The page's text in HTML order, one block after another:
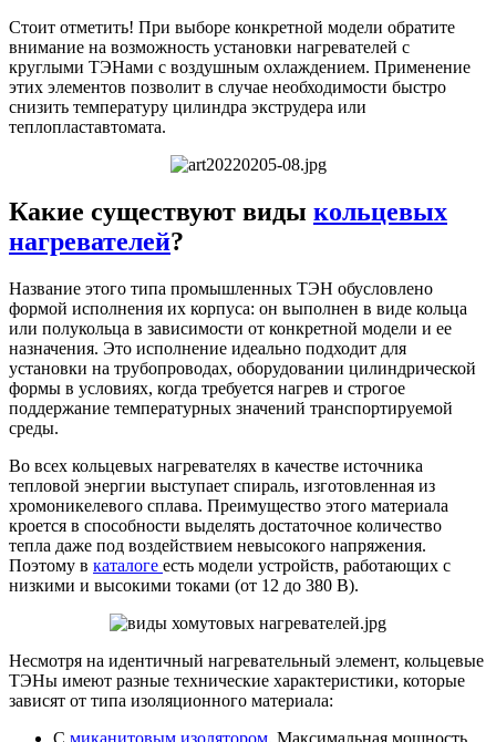
Стоит отметить! При выборе конкретной модели обратите
внимание на возможность установки нагревателей с
круглыми ТЭНами с воздушным охлаждением. Применение
этих элементов позволит в случае необходимости быстро
снизить температуру цилиндра экструдера или
теплопластавтомата.
Какие существуют виды кольцевых
нагревателей?
Название этого типа промышленных ТЭН обусловлено
формой исполнения их корпуса: он выполнен в виде кольца
или полукольца в зависимости от конкретной модели и ее
назначения. Это исполнение идеально подходит для
установки на трубопроводах, оборудовании цилиндрической
формы в условиях, когда требуется нагрев и строгое
поддержание температурных значений транспортируемой
среды.
Во всех кольцевых нагревателях в качестве источника
тепловой энергии выступает спираль, изготовленная из
хромоникелевого сплава. Преимущество этого материала
кроется в способности выделять достаточное количество
тепла даже под воздействием невысокого напряжения.
Поэтому в каталоге есть модели устройств, работающих с
низкими и высокими токами (от 12 до 380 В).
Несмотря на идентичный нагревательный элемент, кольцевые
ТЭНы имеют разные технические характеристики, которые
зависят от типа изоляционного материала:
С миканитовым изолятором. Максимальная мощность